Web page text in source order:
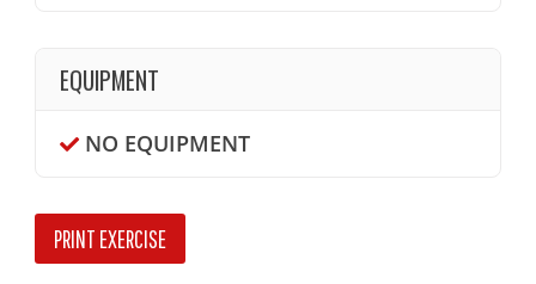
EQUIPMENT
NO EQUIPMENT
PRINT EXERCISE